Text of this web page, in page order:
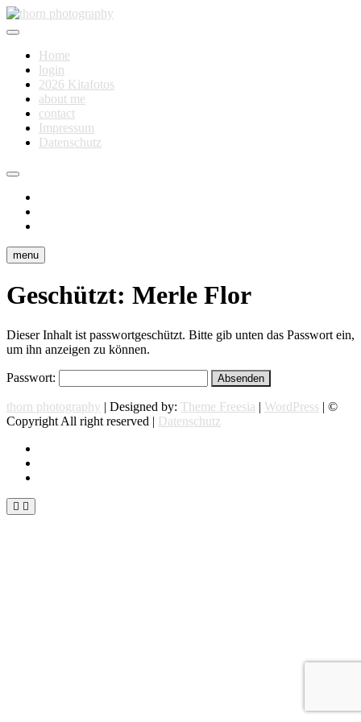
Skip
to
thorn photography
Fotografie für Dich
Home
login
2026 Kitafotos
about me
contact
Impressum
Datenschutz
menu
Geschützt: Merle Flor
Dieser Inhalt ist passwortgeschützt. Bitte gib unten das Passwort ein,
um ihn anzeigen zu können.
Passwort:
thorn photography | Designed by: Theme Freesia | WordPress | ©
Copyright All right reserved | Datenschutz